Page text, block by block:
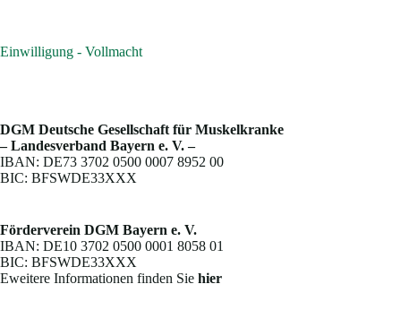
Einwilligung - Vollmacht
DGM Deutsche Gesellschaft für Muskelkranke
– Landesverband Bayern e. V. –
IBAN: DE73 3702 0500 0007 8952 00
BIC: BFSWDE33XXX
Förderverein DGM Bayern e. V.
IBAN: DE10 3702 0500 0001 8058 01
BIC: BFSWDE33XXX
Eweitere Informationen finden Sie hier